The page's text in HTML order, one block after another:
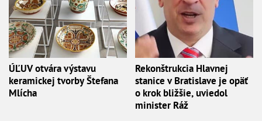
ÚĽUV otvára výstavu
keramickej tvorby Štefana
Mlícha
Rekonštrukcia Hlavnej
stanice v Bratislave je opäť
o krok bližšie, uviedol
minister Ráž